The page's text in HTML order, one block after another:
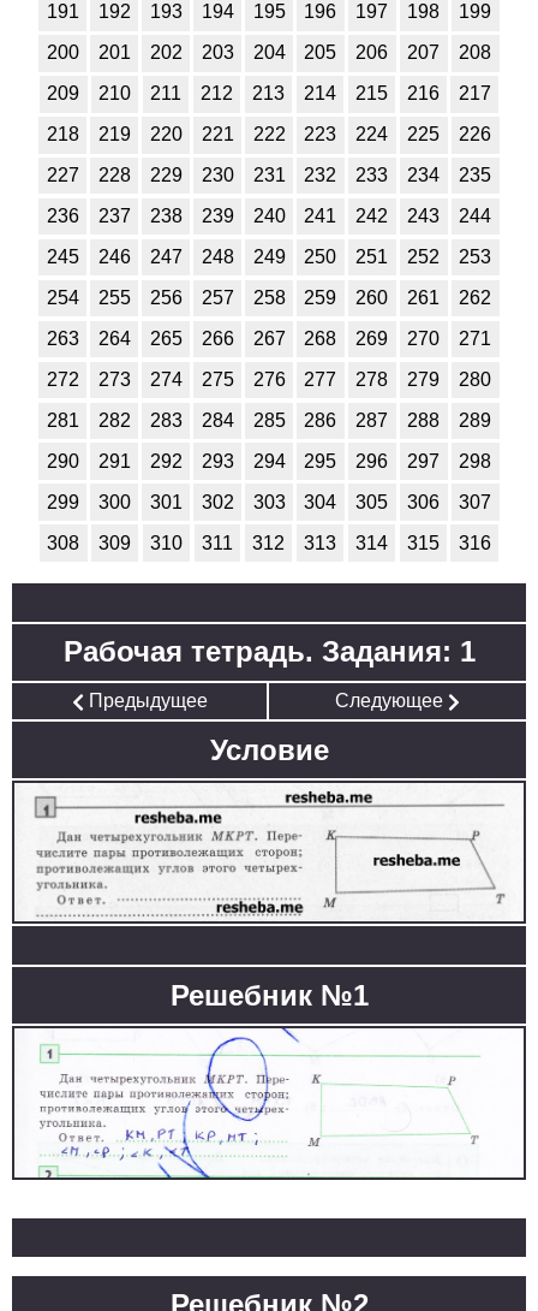
191
192 193 194 195 196 197 198
199
200
201 202 203 204 205 206 207
208
209
210 211 212 213 214 215 216
217
218
219 220 221 222 223 224 225
226
227
228 229 230 231 232 233 234
235
236
237 238 239 240 241 242 243
244
245
246 247 248 249 250 251 252
253
254
255 256 257 258 259 260 261
262
263
264 265 266 267 268 269 270
271
272
273 274 275 276 277 278 279
280
281
282 283 284 285 286 287 288
289
290
291 292 293 294 295 296 297
298
299
300 301 302 303 304 305 306
307
308
309 310 311 312 313 314 315 316
Рабочая тетрадь. Задания: 1
Предыдущее Следующее
Условие
Решебник №1
Решебник №2